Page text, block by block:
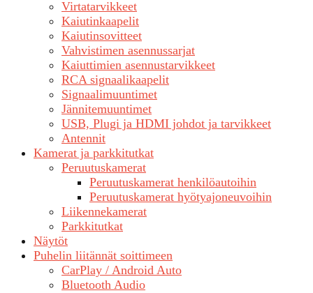
Virtatarvikkeet
Kaiutinkaapelit
Kaiutinsovitteet
Vahvistimen asennussarjat
Kaiuttimien asennustarvikkeet
RCA signaalikaapelit
Signaalimuuntimet
Jännitemuuntimet
USB, Plugi ja HDMI johdot ja tarvikkeet
Antennit
Kamerat ja parkkitutkat
Peruutuskamerat
Peruutuskamerat henkilöautoihin
Peruutuskamerat hyötyajoneuvoihin
Liikennekamerat
Parkkitutkat
Näytöt
Puhelin liitännät soittimeen
CarPlay / Android Auto
Bluetooth Audio